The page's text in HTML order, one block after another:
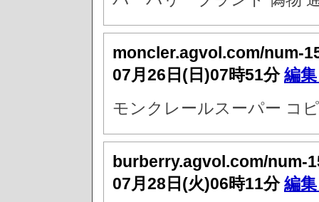
moncler.agvol.com/num-
07月26日(日)07時51分編
モンクレールスーパー コ
burberry.agvol.com/num-
07月28日(火)06時11分編